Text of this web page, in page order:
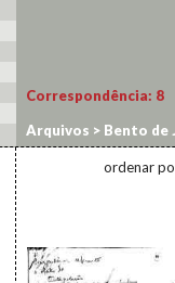
Correspondência: 8
Arquivos > Bento de
ordenar